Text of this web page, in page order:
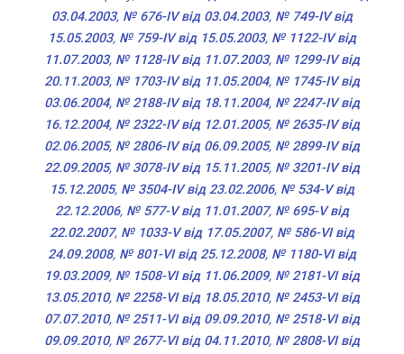
03.04.2003, № 676-IV від 03.04.2003, № 749-IV від
15.05.2003, № 759-IV від 15.05.2003, № 1122-IV від
11.07.2003, № 1128-IV від 11.07.2003, № 1299-IV від
20.11.2003, № 1703-IV від 11.05.2004, № 1745-IV від
03.06.2004, № 2188-IV від 18.11.2004, № 2247-IV від
16.12.2004, № 2322-IV від 12.01.2005, № 2635-IV від
02.06.2005, № 2806-IV від 06.09.2005, № 2899-IV від
22.09.2005, № 3078-IV від 15.11.2005, № 3201-IV від
15.12.2005, № 3504-IV від 23.02.2006, № 534-V від
22.12.2006, № 577-V від 11.01.2007, № 695-V від
22.02.2007, № 1033-V від 17.05.2007, № 586-VI від
24.09.2008, № 801-VI від 25.12.2008, № 1180-VI від
19.03.2009, № 1508-VI від 11.06.2009, № 2181-VI від
13.05.2010, № 2258-VI від 18.05.2010, № 2453-VI від
07.07.2010, № 2511-VI від 09.09.2010, № 2518-VI від
09.09.2010, № 2677-VI від 04.11.2010, № 2808-VI від